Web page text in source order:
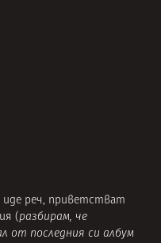
иде реч, приветстват
(разбирам, че
от последния си албум